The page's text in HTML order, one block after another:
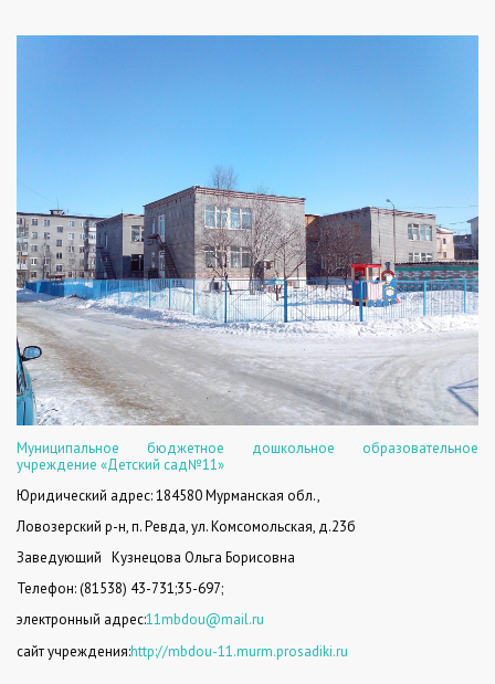
Муниципальное бюджетное дошкольное образовательное
учреждение «Детский сад№11»
Юридический адрес:184580 Мурманская обл.,
Ловозерский р-н, п. Ревда, ул. Комсомольская, д.23б
Заведующий Кузнецова Ольга Борисовна
Телефон:(81538) 43-731;35-697;
электронный адрес:11mbdou@mail.ru
сайт учреждения:http://mbdou-11.murm.prosadiki.ru